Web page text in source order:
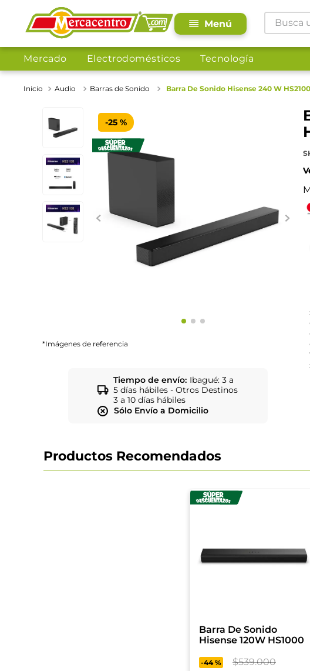
Busca
Mercado Electrodomésticos Tecnología
Audio Barras de Sonido Barra De Sonido Hisense 240 W HS2100
-25 %
*Imágenes de referencia
Tiempo de envío: Ibagué: 3 a
5 días hábiles - Otros Destinos
3 a 10 días hábiles
Sólo Envío a Domicilio
Productos Recomendados
Barra De Sonido
Hisense 120W HS1000
-44 % $539.000